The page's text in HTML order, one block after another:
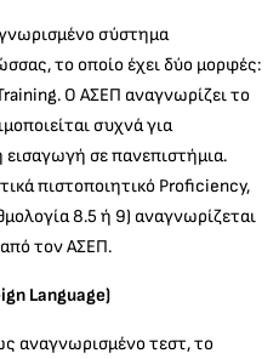
σύστημα
το οποίο έχει δύο μορφές:
Ο ΑΣΕΠ αναγνωρίζει το
συχνά για
σε πανεπιστήμια.
πιστοποιητικό Proficiency,
8.5 ή 9) αναγνωρίζεται
τον ΑΣΕΠ.
Language)
αναγνωρισμένο τεστ, το